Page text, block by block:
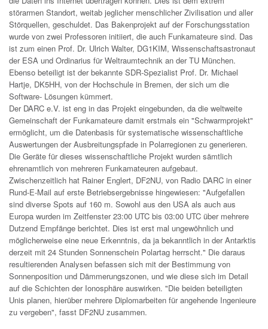
störarmen Standort, weitab jeglicher menschlicher Zivilisation und aller
Störquellen, geschuldet. Das Bakenprojekt auf der Forschungsstation
wurde von zwei Professoren initiiert, die auch Funkamateure sind. Das
ist zum einen Prof. Dr. Ulrich Walter, DG1KIM, Wissenschaftsastronaut
der ESA und Ordinarius für Weltraumtechnik an der TU München.
Ebenso beteiligt ist der bekannte SDR-Spezialist Prof. Dr. Michael
Hartje, DK5HH, von der Hochschule in Bremen, der sich um die
Software- Lösungen kümmert.
Der DARC e.V. ist eng in das Projekt eingebunden, da die weltweite
Gemeinschaft der Funkamateure damit erstmals ein "Schwarmprojekt"
ermöglicht, um die Datenbasis für systematische wissenschaftliche
Auswertungen der Ausbreitungspfade in Polarregionen zu generieren.
Die Geräte für dieses wissenschaftliche Projekt wurden sämtlich
ehrenamtlich von mehreren Funkamateuren aufgebaut.
Zwischenzeitlich hat Rainer Englert, DF2NU, von Radio DARC in einer
Rund-E-Mail auf erste Betriebsergebnisse hingewiesen: "Aufgefallen
sind diverse Spots auf 160 m. Sowohl aus den USA als auch aus
Europa wurden im Zeitfenster 23:00 UTC bis 03:00 UTC über mehrere
Dutzend Empfänge berichtet. Dies ist erst mal ungewöhnlich und
möglicherweise eine neue Erkenntnis, da ja bekanntlich in der Antarktis
derzeit mit 24 Stunden Sonnenschein Polartag herrscht." Die daraus
resultierenden Analysen befassen sich mit der Bestimmung von
Sonnenposition und Dämmerungszonen, und wie diese sich im Detail
auf die Schichten der Ionosphäre auswirken. "Die beiden beteiligten
Unis planen, hierüber mehrere Diplomarbeiten für angehende Ingenieure
zu vergeben", fasst DF2NU zusammen.